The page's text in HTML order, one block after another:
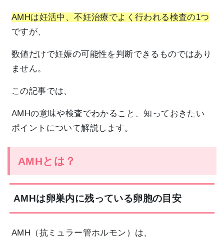
AMHは妊活中、不妊治療でよく行われる検査の1つ
ですが、
数値だけで妊娠の可能性を判断できるものではあり
ません。
この記事では、
AMHの意味や検査でわかること、知っておきたい
ポイントについて解説します。
AMHとは？
AMHは卵巣内に残っている卵胞の目安
AMH（抗ミュラー管ホルモン）は、